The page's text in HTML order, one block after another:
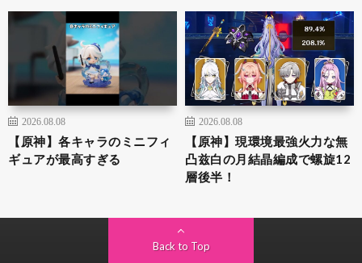
2026.08.08
【原神】各キャラのミニフィ
ギュアが最高すぎる
2026.08.08
【原神】現環境最強火力な無
凸兹白の月結晶編成で螺旋12
層後半！
Back to Top